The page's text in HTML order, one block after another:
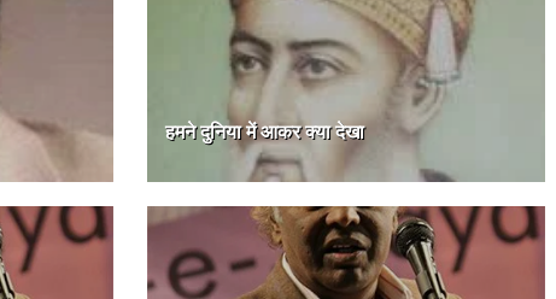
हमने दुनिया में आकर क्या देखा